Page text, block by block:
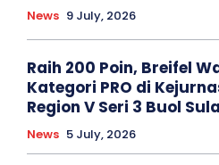
News 9 July, 2026
Raih 200 Poin, Breifel
Kategori PRO di
Region V Seri 3 Buol
News 5 July, 2026